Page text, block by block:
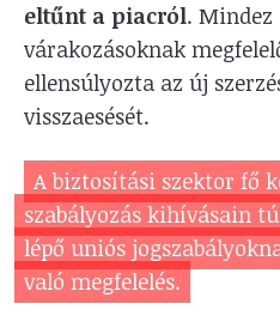
eltűnt a piacról. Mindez
várakozásoknak
ellensúlyozta az új
visszaesését.
A biztosítási szektor fő
szabályozás kihívásain
lépő uniós
való megfelelés.